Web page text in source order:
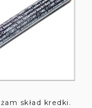
skład kredki.